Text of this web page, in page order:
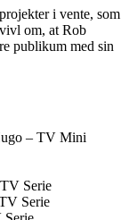
i vente, som
om, at Rob
publikum med sin
– TV Mini
Serie
Serie